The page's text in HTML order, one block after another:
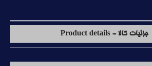
جزئیات کالا - Product details